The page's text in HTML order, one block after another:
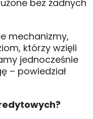
bez żadnych
mechanizmy,
którzy wzięli
jednocześnie
– powiedział